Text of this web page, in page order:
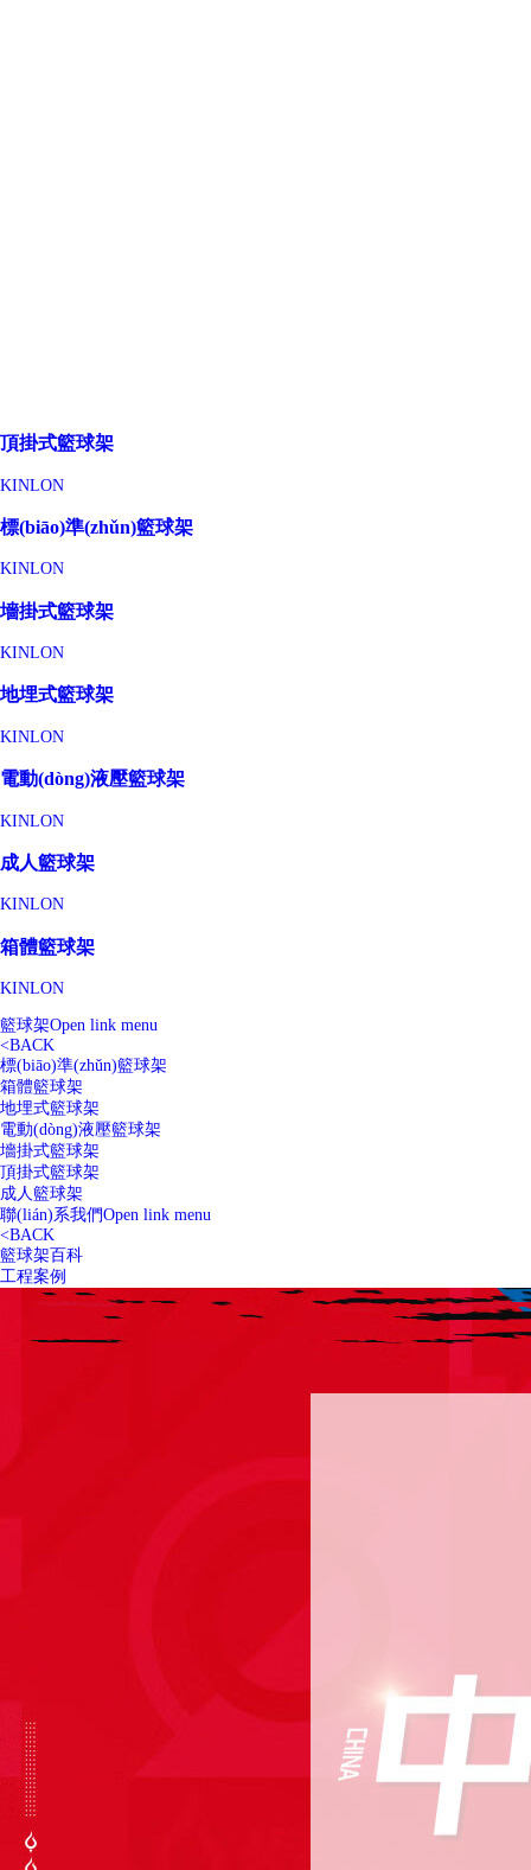
頂掛式籃球架
KINLON
標(biāo)準(zhǔn)籃球架
KINLON
墻掛式籃球架
KINLON
地埋式籃球架
KINLON
電動(dòng)液壓籃球架
KINLON
成人籃球架
KINLON
箱體籃球架
KINLON
籃球架Open link menu
<BACK
標(biāo)準(zhǔn)籃球架
箱體籃球架
地埋式籃球架
電動(dòng)液壓籃球架
墻掛式籃球架
頂掛式籃球架
成人籃球架
聯(lián)系我們Open link menu
<BACK
籃球架百科
工程案例